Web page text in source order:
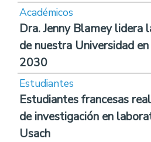
Académicos
Dra. Jenny Blamey lidera
de nuestra Universidad
2030
Estudiantes
Estudiantes francesas
de investigación en
Usach